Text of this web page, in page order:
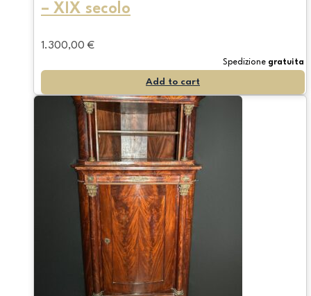
– XIX secolo
1.300,00 €
Spedizione gratuita
Add to cart